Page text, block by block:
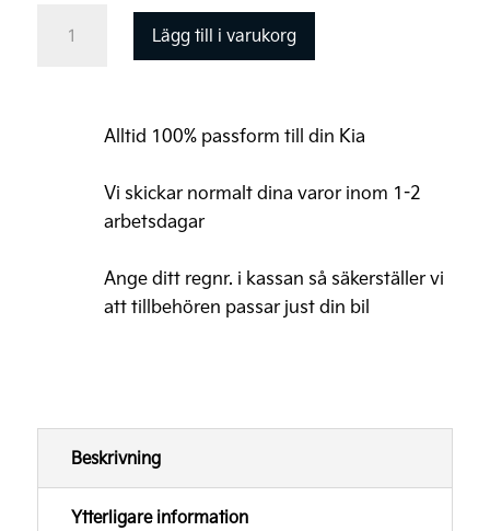
Lägg till i varukorg
Alltid 100% passform till din Kia
Vi skickar normalt dina varor inom 1-2
arbetsdagar
Ange ditt regnr. i kassan så säkerställer vi
att tillbehören passar just din bil
Beskrivning
Ytterligare information